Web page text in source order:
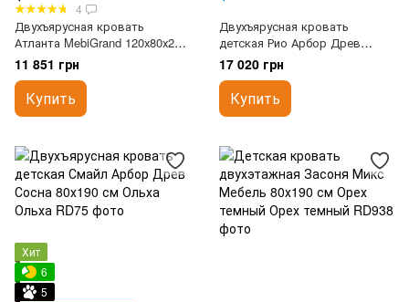
4
Двухъярусная кровать
Атланта MebiGrand 120х80х200
см Орех темный
11 851 грн
Купить
Двухъярусная кровать
детская Рио Арбор Древ
Сосна 80х190 см Ольха
17 020 грн
Купить
Хит
6
5